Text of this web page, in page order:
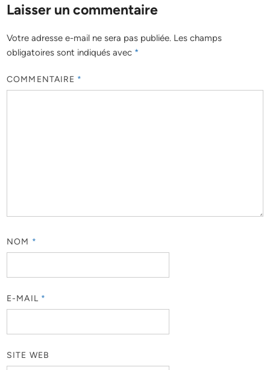
Laisser un commentaire
Votre adresse e-mail ne sera pas publiée. Les champs
obligatoires sont indiqués avec *
COMMENTAIRE *
NOM *
E-MAIL *
SITE WEB